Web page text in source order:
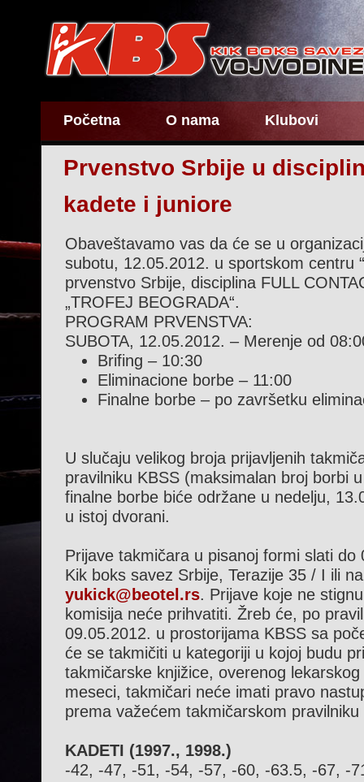
Početna O nama Klubovi
Prvenstvo Srbije u
kadete i juniore
Obaveštavamo vas da će se u
subotu, 12.05.2012. u sportskom centru
prvenstvo Srbije, disciplina FULL
„TROFEJ BEOGRADA“.
PROGRAM PRVENSTVA:
SUBOTA, 12.05.2012. – Merenje od
Brifing – 10:30
Eliminacione borbe – 11:00
Finalne borbe – po završetku
U slučaju velikog broja prijavljenih
pravilniku KBSS (maksimalan broj borbi
finalne borbe biće održane u nedelju,
u istoj dvorani.
Prijave takmičara u pisanoj formi slati
Kik boks savez Srbije, Terazije 35 / I ili
yukick@beotel.rs. Prijave koje ne
komisija neće prihvatiti. Žreb će, po
09.05.2012. u prostorijama KBSS sa
će se takmičiti u kategoriji u kojoj budu
takmičarske knjižice, overenog
meseci, takmičari neće imati pravo
prema važećem takmičarskom
KADETI (1997., 1998.)
-42, -47, -51, -54, -57, -60, -63.5, -67, -